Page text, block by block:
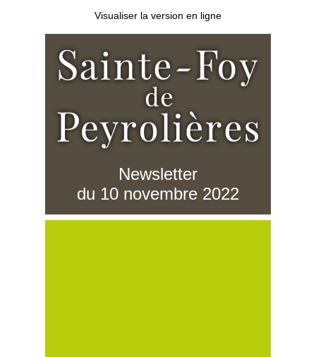
Visualiser la version en ligne
Newsletter
du 10 novembre 2022